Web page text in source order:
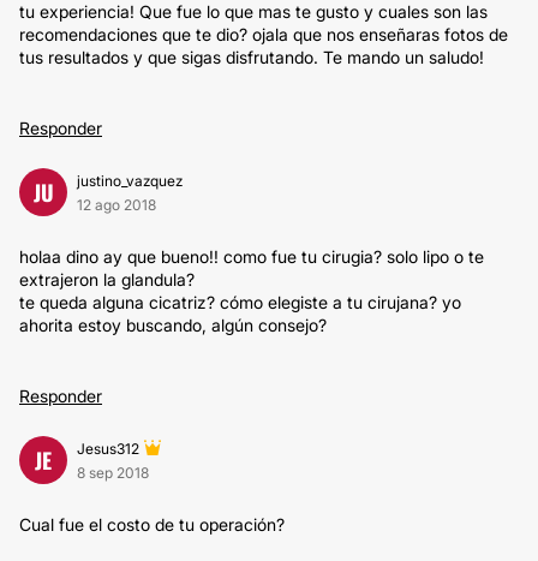
tu experiencia! Que fue lo que mas te gusto y cuales son las
recomendaciones que te dio? ojala que nos enseñaras fotos de
tus resultados y que sigas disfrutando. Te mando un saludo!
Responder
JU
justino_vazquez
12 ago 2018
holaa dino ay que bueno!! como fue tu cirugia? solo lipo o te
extrajeron la glandula?
te queda alguna cicatriz? cómo elegiste a tu cirujana? yo
ahorita estoy buscando, algún consejo?
Responder
JE
Jesus312
8 sep 2018
Cual fue el costo de tu operación?